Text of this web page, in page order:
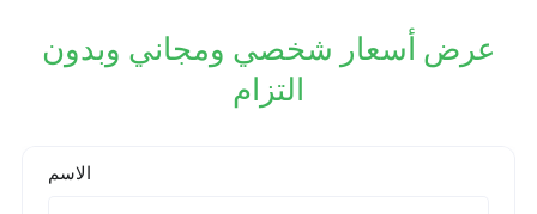
عرض أسعار شخصي ومجاني وبدون
التزام